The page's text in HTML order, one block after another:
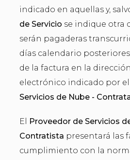
indicado en aquellas y,
de Servicio se indique otra
serán pagaderas
días calendario
de la factura en la
electrónico indicado por el
Servicios de Nube -
El
Proveedor de Servicios
Contratista presentará las
cumplimiento con la